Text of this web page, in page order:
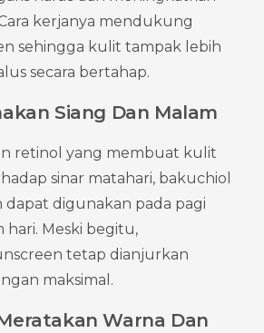
kerjanya mendukung
sehingga kulit tampak lebih
secara bertahap.
Siang Dan Malam
retinol yang membuat kulit
sinar matahari, bakuchiol
dapat digunakan pada pagi
Meski begitu,
tetap dianjurkan
maksimal.
Warna Dan